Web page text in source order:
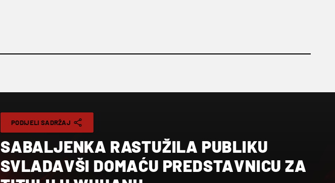
PODIJELI SADRŽAJ
SABALJENKA RASTUŽILA PUBLIKU
SVLADAVŠI DOMAĆU PREDSTAVNICU ZA